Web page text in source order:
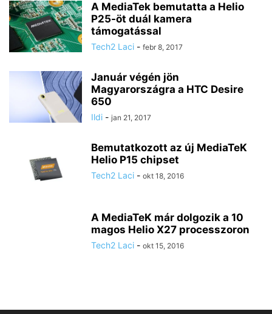
A MediaTek bemutatta a Helio
P25-öt duál kamera
támogatással
Tech2 Laci - febr 8, 2017
Január végén jön
Magyarországra a HTC Desire
650
Ildi - jan 21, 2017
Bemutatkozott az új MediaTeK
Helio P15 chipset
Tech2 Laci - okt 18, 2016
A MediaTeK már dolgozik a 10
magos Helio X27 processzoron
Tech2 Laci - okt 15, 2016